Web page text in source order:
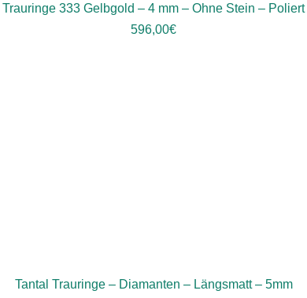
Trauringe 333 Gelbgold – 4 mm – Ohne Stein – Poliert
596,00€
Tantal Trauringe – Diamanten – Längsmatt – 5mm